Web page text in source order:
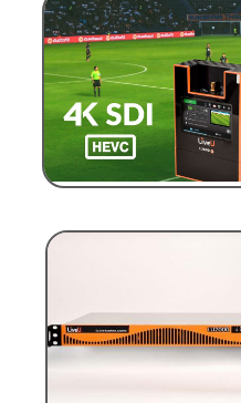
以人为本，众志成城，以“用户至
为原则，
追求产品和服务高质量，努力实